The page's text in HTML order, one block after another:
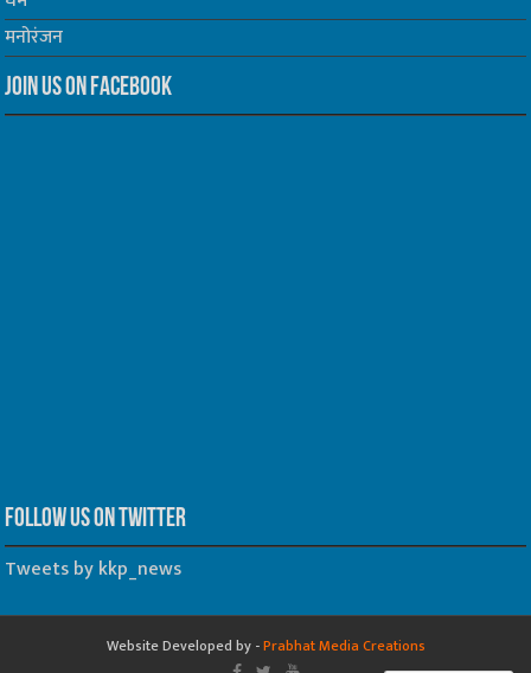
मनोरंजन
Join us on Facebook
Follow us on Twitter
Tweets by kkp_news
Website Developed by -Prabhat Media Creations